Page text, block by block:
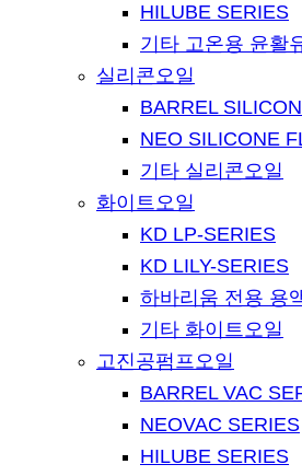
HILUBE SERIES
기타 고온용 윤활
실리콘오일
BARREL
NEO SILICONE
기타 실리콘오일
화이트오일
KD LP-SERIES
KD LILY-SERIES
하바리움 전용 용
기타 화이트오일
고진공펌프오일
BARREL VAC
NEOVAC SERIES
HILUBE SERIES